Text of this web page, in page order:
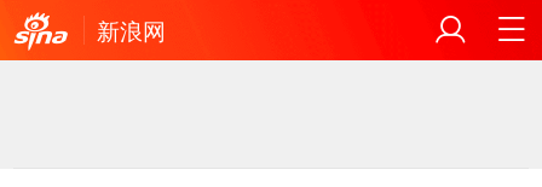
新浪网